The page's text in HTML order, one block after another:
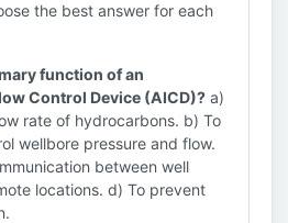
the best answer for each
function of an
Control Device (AICD)? a)
rate of hydrocarbons. b) To
wellbore pressure and flow.
between well
locations. d) To prevent